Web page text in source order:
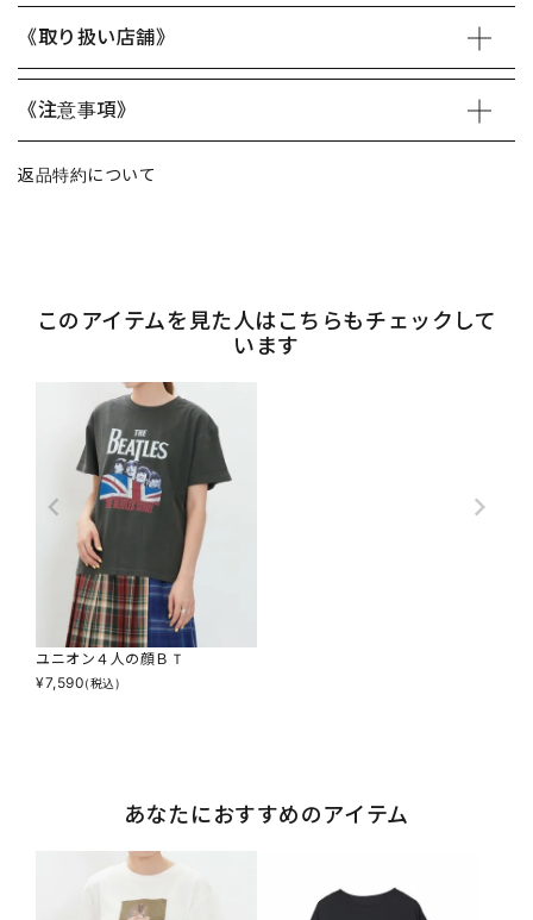
《取り扱い店舗》
《注意事項》
返品特約について
このアイテムを見た人はこちらもチェックして
います
ユニオン４人の顔ＢＴ
¥7,590(税込)
あなたにおすすめのアイテム